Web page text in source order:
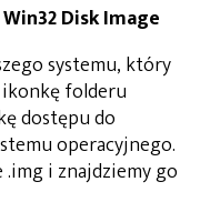
Disk Image
systemu, który
folderu
dostępu do
operacyjnego.
i znajdziemy go